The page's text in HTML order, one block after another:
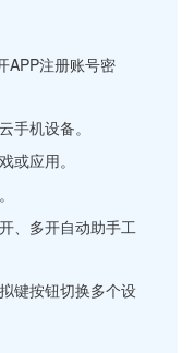
APP注册账号密
手机设备。
或应用。
、多开自动助手工
键按钮切换多个设